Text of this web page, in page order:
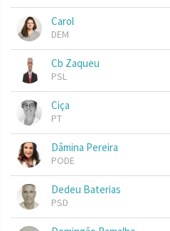
Carol
DEM
Cb Zaqueu
PSL
Ciça
PT
Dâmina Pereira
PODE
Dedeu Baterias
PSD